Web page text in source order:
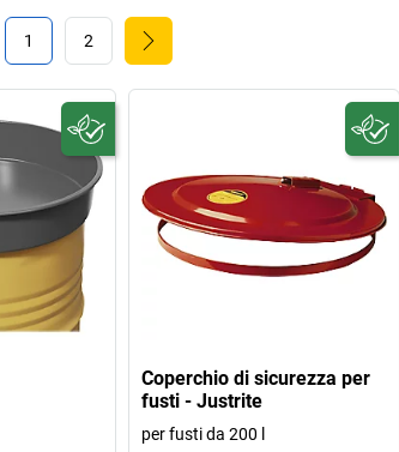
1 2
Coperchio di sicurezza per
fusti - Justrite
per fusti da 200 l